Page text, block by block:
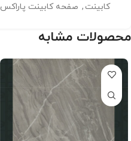
کابینت , صفحه کابینت پاراکس
محصولات مشابه